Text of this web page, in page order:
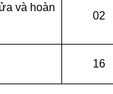
và hoàn
02
16